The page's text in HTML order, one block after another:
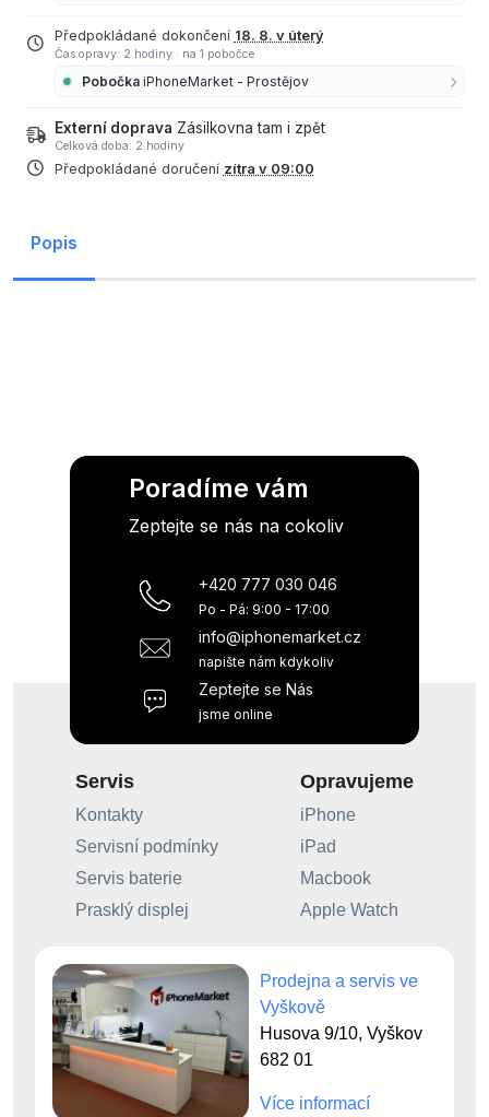
Předpokládané dokončení 18. 8. v úterý
Čas opravy: 2 hodiny · na 1 pobočce
Pobočka iPhoneMarket - Prostějov
Externí doprava Zásilkovna tam i zpět
Celková doba: 2 hodiny
Předpokládané doručení zítra v 09:00
Popis
Poradíme vám
Zeptejte se nás na cokoliv
+420 777 030 046
Po - Pá: 9:00 - 17:00
info@iphonemarket.cz
napište nám kdykoliv
Zeptejte se Nás
jsme online
Servis
Kontakty
Servisní podmínky
Servis baterie
Prasklý displej
Opravujeme
iPhone
iPad
Macbook
Apple Watch
Prodejna a servis ve
Vyškově
Husova 9/10, Vyškov
682 01
Více informací